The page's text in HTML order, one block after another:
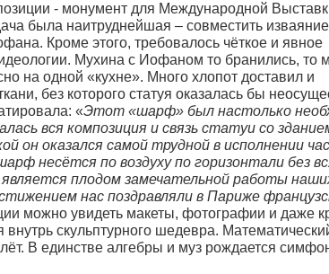
- монумент для Международной
была наитруднейшая – совместить
Кроме этого, требовалось чёткое и явное
Мухина с Иофаном то бранились, то
на одной «кухне». Много хлопот доставил и
без которого статуя оказалась бы
«Этот «шарф» был настолько
вся композиция и связь статуи со
он оказался самой трудной в исполнении
несётся по воздуху по горизонтали без
плодом замечательной работы
нас поздравляли в Париже
можно увидеть макеты, фотографии и даже
скульптурного шедевра.
В единстве алгебры и муз рождается